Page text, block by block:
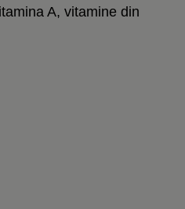
A, vitamine din